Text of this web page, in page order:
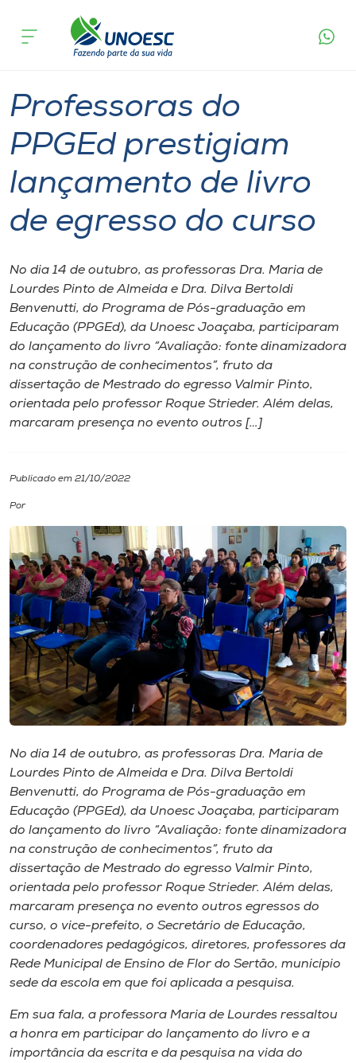
Cursos
Pesquisa
Atendimento ao Estudante
Portal de Ensino
A
Internacionalização
I.nova
Cultura
CPA
Biblioteca
Editora
Rádio
Museu
Unoesc
Store
Selecione
A+
A-
acontece
Professoras do
PPGEd prestigiam
lançamento de livro
de egresso do curso
No dia 14 de outubro, as professoras Dra. Maria de
Lourdes Pinto de Almeida e Dra. Dilva Bertoldi
Benvenutti, do Programa de Pós-graduação em
Educação (PPGEd), da Unoesc Joaçaba, participaram
do lançamento do livro “Avaliação: fonte dinamizadora
na construção de conhecimentos”, fruto da
dissertação de Mestrado do egresso Valmir Pinto,
orientada pelo professor Roque Strieder. Além delas,
marcaram presença no evento outros […]
Publicado em 21/10/2022
Por
No dia 14 de outubro, as professoras Dra. Maria de
Lourdes Pinto de Almeida e Dra. Dilva Bertoldi
Benvenutti, do Programa de Pós-graduação em
Educação (PPGEd), da Unoesc Joaçaba, participaram
do lançamento do livro “Avaliação: fonte dinamizadora
na construção de conhecimentos”, fruto da
dissertação de Mestrado do egresso Valmir Pinto,
orientada pelo professor Roque Strieder. Além delas,
marcaram presença no evento outros egressos do
curso, o vice-prefeito, o Secretário de Educação,
coordenadores pedagógicos, diretores, professores da
Rede Municipal de Ensino de Flor do Sertão, município
sede da escola em que foi aplicada a pesquisa.
Em sua fala, a professora Maria de Lourdes ressaltou
a honra em participar do lançamento do livro e a
importância da escrita e da pesquisa na vida do